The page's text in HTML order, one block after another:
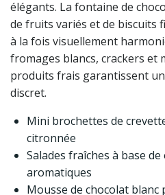
élégants. La fontaine de
de fruits variés et de biscuits
à la fois visuellement
fromages blancs, crackers et
produits frais garantissent
discret.
Mini brochettes de
citronnée
Salades fraîches à base
aromatiques
Mousse de chocolat blanc